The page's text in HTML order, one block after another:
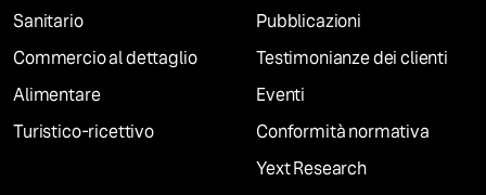
Sanitario
Commercio al dettaglio
Alimentare
Turistico-ricettivo
Pubblicazioni
Testimonianze dei clienti
Eventi
Conformità normativa
Yext Research